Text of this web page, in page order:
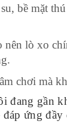
bề mặt
lò xo
chơi mà
đang gần
ứng